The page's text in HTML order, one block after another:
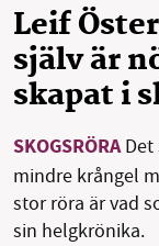
OM OSS
Sök
Leif
själv är
skapat i
SKOGSRÖRADet
mindre krångel
stor röra är vad
sin helgkrönika.